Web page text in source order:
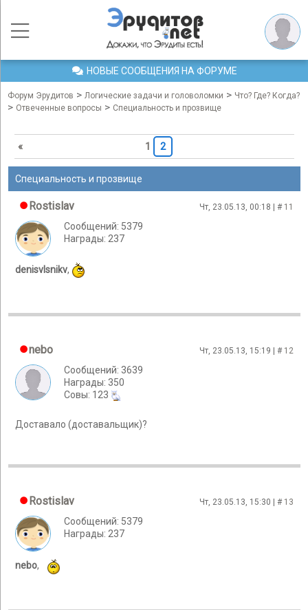
НОВЫЕ СООБЩЕНИЯ НА ФОРУМЕ
Форум Эрудитов > Логические задачи и головоломки > Что? Где? Когда?
> Отвеченные вопросы > Специальность и прозвище
« 1 2
Специальность и прозвище
Rostislav Чт, 23.05.13, 00:18 | # 11
Сообщений: 5379
Награды: 237
denisvlsnikv,
nebo Чт, 23.05.13, 15:19 | # 12
Сообщений: 3639
Награды: 350
Cовы: 123
Доставало (доставальщик)?
Rostislav Чт, 23.05.13, 15:30 | # 13
Сообщений: 5379
Награды: 237
nebo,